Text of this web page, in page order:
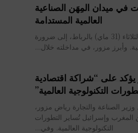
في ميدان المِهَن الصناعية
العالمية المستدامة
دعا وزير الصناعة والتجارة، رياض مزور، أمس الثلاثاء (31 ماي) بالرباط، إلى ضرورة
وأبرز مزور، في مداخلته خلال...
يؤكد على “شراكة اقتصادية
التكنولوجية العالمية”
وزير الصناعة والتجارة رياض مزور،
المغرب وإسرائيل تُساير التطورات
التكنولوجية العالمية. وفي...